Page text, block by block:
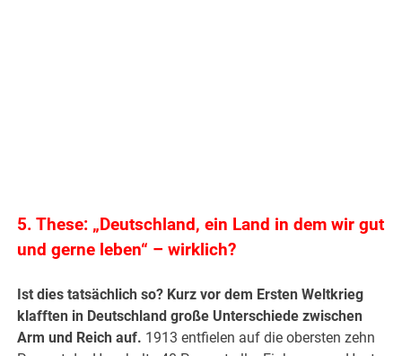
5. These: „Deutschland, ein Land in dem wir gut
und gerne leben“ – wirklich?
Ist dies tatsächlich so? Kurz vor dem Ersten Weltkrieg
klafften in Deutschland große Unterschiede zwischen
Arm und Reich auf. 1913 entfielen auf die obersten zehn